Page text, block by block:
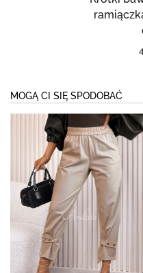
MOGĄ CI SIĘ SPODOBAĆ